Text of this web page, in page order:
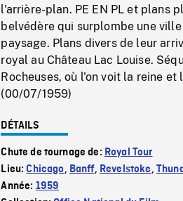
l'arrière-plan. PE EN PL et plans
belvédère qui surplombe une
paysage. Plans divers de leur
royal au Château Lac Louise.
Rocheuses, où l'on voit la reine
(00/07/1959)
DÉTAILS
Chute de tournage de: Royal Tour
Lieu:Chicago, Banff, Revelstoke,
Année: 1959